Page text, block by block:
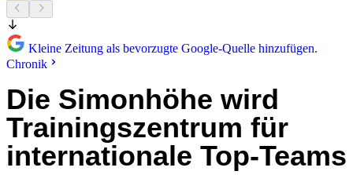
Kleine Zeitung als bevorzugte Google-Quelle hinzufügen.
Chronik
Die Simonhöhe wird
Trainingszentrum für
internationale Top-Teams